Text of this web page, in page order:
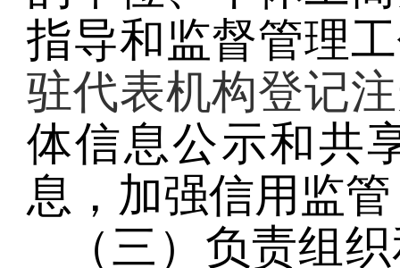
指导和监督管理
驻代表机构登记
体信息公示和共
息，加强信用监
（三）负责组